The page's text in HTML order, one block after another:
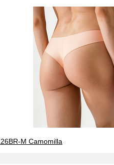
M Camomilla